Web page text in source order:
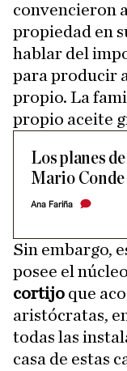
convencieron
propiedad en
hablar del
para producir
propio. La
propio aceite
Los planes
Mario Conde
Ana Fariña
Sin embargo,
posee el
cortijo que
aristócratas,
todas las
casa de estas